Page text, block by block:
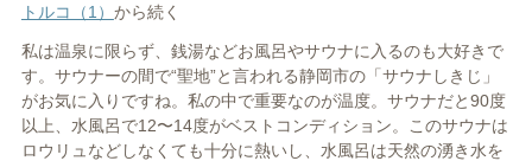
トルコ（1） から続く
私は温泉に限らず、銭湯などお風呂やサウナに入るのも大好きで
す。サウナーの間で“聖地”と言われる静岡市の「サウナしきじ」
がお気に入りですね。私の中で重要なのが温度。サウナだと90度
以上、水風呂で12〜14度がベストコンディション。このサウナは
ロウリュなどしなくても十分に熱いし、水風呂は天然の湧き水を